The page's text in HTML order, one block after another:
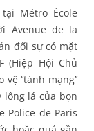
Métro École
Avenue de la
đối sự có mặt
(Hiệp Hội Chủ
‘‘tánh mạng’’
lông lá của bọn
Police de Paris